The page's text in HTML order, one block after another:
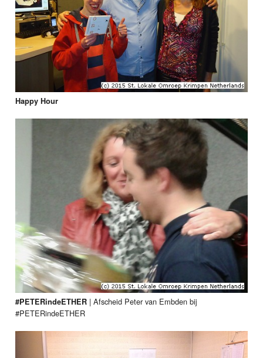
Happy Hour
#PETERindeETHER |Afscheid Peter van Embden bij
#PETERindeETHER